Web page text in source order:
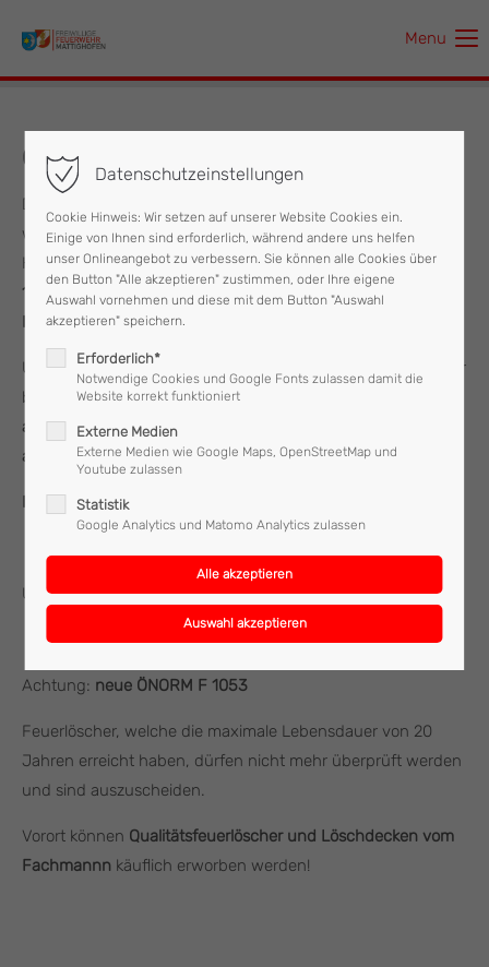
Der Eintrag "offcanvas-col1" existiert leider nicht.
Der Eintrag "offcanvas-col3" existiert leider nicht.
Der Eintrag "offcanvas-col4" existiert leider nicht.
Menu
04.10.2024 Feuerlöscherüberprüfung
Da ein Feuerlöscher alle zwei Jahre verpflichtend überprüft
werden muss und uns die Sicherheit der Bevölkerung am
Herzen liegt, findet am Freitag, den 04.10. von 15:00 bis
18:00 Uhreine Feuerlöscherüberprüfung im
Feuerwehrhaus
Mattighofenstatt.
Umlange Wartezeiten
zu vermeiden, sollten die Feuerlöscher
bereits amDonnerstag zwischen 17:00 und 19:00 Uhr
abgegebenund amFreitag von 15:00 bis 18:00 Uhr
abgeholtwerden.
Feuerlöscher müssen mit dem Namen beschriftet werden!
Überprüfung € 9,- pro Stück
Achtung: neue ÖNORM F 1053
Feuerlöscher, welche die maximale Lebensdauer von 20
Jahren erreicht haben, dürfen nicht mehr überprüft werden
und sind auszuscheiden.
Vorort können Qualitätsfeuerlöscher und Löschdecken vom
Fachmannn käuflich erworben werden!
Datenschutzeinstellungen
Cookie Hinweis: Wir setzen auf unserer Website Cookies ein.
Einige von Ihnen sind erforderlich, während andere uns helfen
unser Onlineangebot zu verbessern. Sie können alle Cookies über
den Button "Alle akzeptieren" zustimmen, oder Ihre eigene
Auswahl vornehmen und diese mit dem Button "Auswahl
akzeptieren" speichern.
Erforderlich*
Notwendige Cookies und Google Fonts zulassen damit die
Website korrekt funktioniert
Externe Medien
Externe Medien wie Google Maps, OpenStreetMap und
Youtube zulassen
Statistik
Google Analytics und Matomo Analytics zulassen